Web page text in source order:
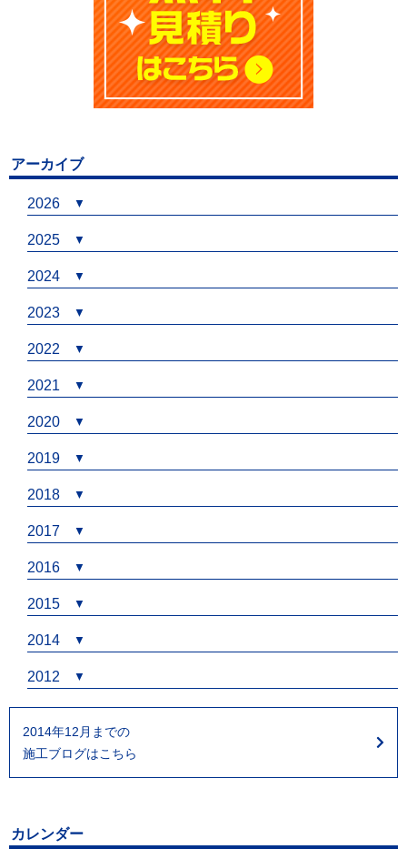
アーカイブ
2026
2025
2024
2023
2022
2021
2020
2019
2018
2017
2016
2015
2014
2012
2014年12月までの
施工ブログはこちら
カレンダー